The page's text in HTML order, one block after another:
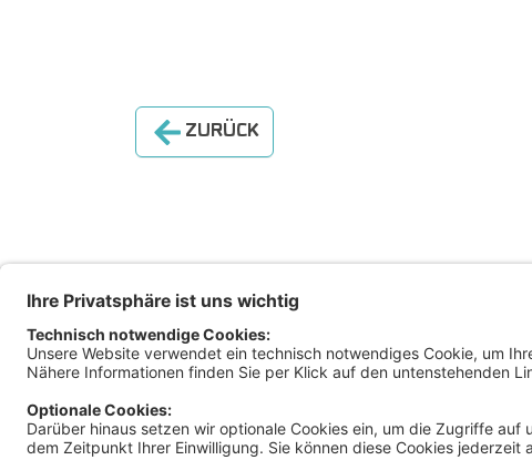
ZURÜCK
Magistrat
Rathaus,